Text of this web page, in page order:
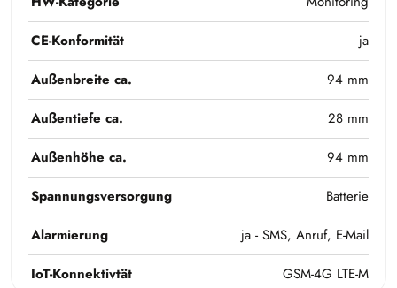
CE-Konformität
ja
Außenbreite ca.
94 mm
Außentiefe ca.
28 mm
Außenhöhe ca.
94 mm
Spannungsversorgung
Batterie
Alarmierung
ja - SMS, Anruf, E-Mail
IoT-Konnektivtät
GSM-4G LTE-M